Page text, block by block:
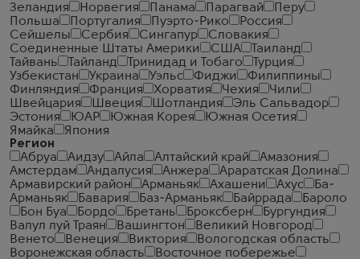
Зеландия
Норвегия Панама Парагвай
Перу
Польша
Португалия Пуэрто-Рико
Россия
Сейшелы
Сербия Сингапур
Словакия
Соединенные Штаты Америки
США
Таиланд
Тайвань
Тайланд Тринидад и Тобаго
Турция
Узбекистан
Украина Уэльс Фиджи
Филиппины
Финляндия
Франция Хорватия Чехия
Чили
Швейцария
Швеция Шотландия
Эль Сальвадор
Эстония
ЮАР Южная Корея
Южная Осетия
Ямайка
Япония
Регион
Абруа
Аидзу Айла Алтайский край
Амазония
Амстердам
Андалусия Анжера
Араратская Долина
Армавирский район
Арманьяк Ахашени Ахус
Ба-
Арманьяк
Бавария Баз-Арманьяк Байррада
Бароло
Бон Буа
Бордо Бретань Броксберн
Бургундия
Валул луй Траян
Вашингтон
Великий Новгород
Венето
Венеция Виктория
Вологодская область
Воронежская область
Восточное побережье